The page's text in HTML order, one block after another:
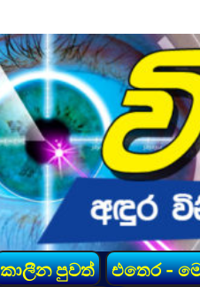
කාලීන පුවත් එතෙර -